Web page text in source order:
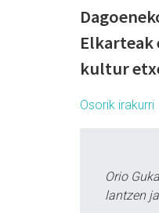
Elkarteak
kultur
Osorik irakurri
Orio
lantzen